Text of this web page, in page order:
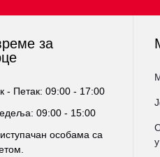
за
- Петак: 09:00 - 17:00
09:00 - 15:00
особама са